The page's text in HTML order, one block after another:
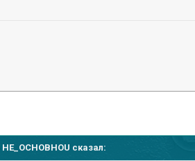
HE_OCHOBHOU сказал: